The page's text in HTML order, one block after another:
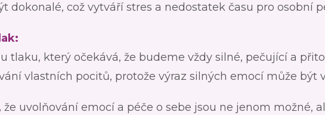
dokonalé, což vytváří stres a nedostatek času pro osobní
tlaku, který očekává, že budeme vždy silné, pečující a
vlastních pocitů, protože výraz silných emocí může být
že uvolňování emocí a péče o sebe jsou ne jenom možné,